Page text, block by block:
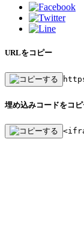
URLをコピー
埋め込みコードをコ